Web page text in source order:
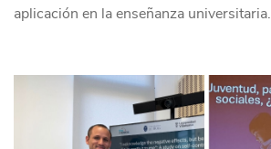
aplicación en la enseñanza universitaria.